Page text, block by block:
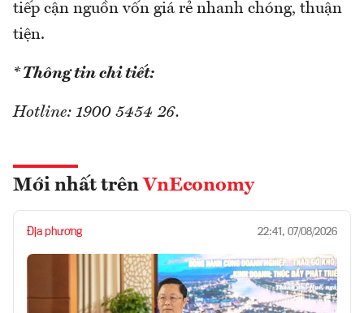
tiếp cận nguồn vốn giá rẻ nhanh chóng, thuận
tiện.
* Thông tin chi tiết:
Hotline: 1900 5454 26.
Mới nhất trên VnEconomy
Địa phương 22:41, 07/08/2026